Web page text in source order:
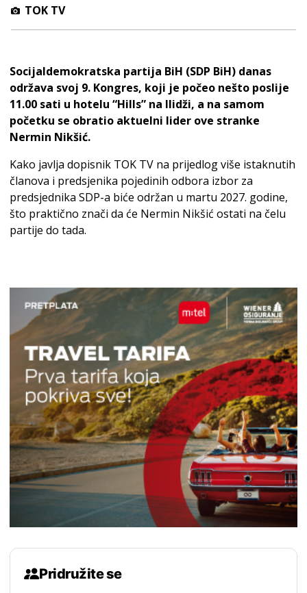
TOK TV
Socijaldemokratska partija BiH (SDP BiH) danas
održava svoj 9. Kongres, koji je počeo nešto poslije
11.00 sati u hotelu “Hills” na Ilidži, a na samom
početku se obratio aktuelni lider ove stranke
Nermin Nikšić.
Kako javlja dopisnik TOK TV na prijedlog više istaknutih
članova i predsjenika pojedinih odbora izbor za
predsjednika SDP-a biće održan u martu 2027. godine,
što praktično znači da će Nermin Nikšić ostati na čelu
partije do tada.
Pridružite se